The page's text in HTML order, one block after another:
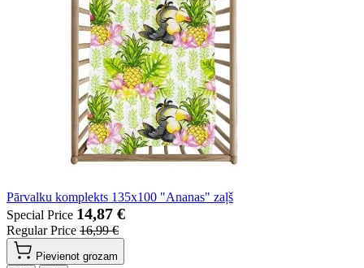
Pārvalku komplekts 135x100 "Ananas" zaļš
Special Price 14,87 €
Regular Price 16,99 €
Pievienot grozam